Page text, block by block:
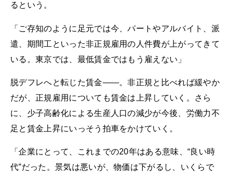
るという。
「ご存知のように足元では今、パートやアルバイト、派
遣、期間工といった非正規雇用の人件費が上がってきて
いる。東京では、最低賃金ではもう雇えない」
脱デフレへと転じた賃金――。非正規と比べれば緩やか
だが、正規雇用についても賃金は上昇していく。さら
に、少子高齢化による生産人口の減少が今後、労働力不
足と賃金上昇にいっそう拍車をかけていく。
「企業にとって、これまでの20年はある意味、“良い時
代”だった。景気は悪いが、物価は下がるし、いくらで